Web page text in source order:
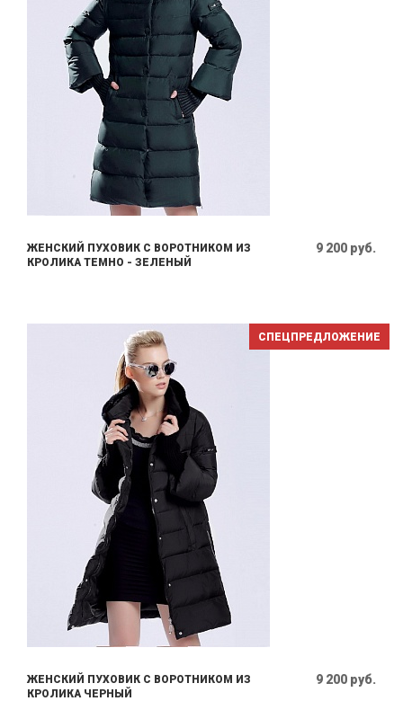
ЖЕНСКИЙ ПУХОВИК С ВОРОТНИКОМ ИЗ
КРОЛИКА ТЕМНО - ЗЕЛЕНЫЙ
9 200 руб.
СПЕЦПРЕДЛОЖЕНИЕ
ЖЕНСКИЙ ПУХОВИК С ВОРОТНИКОМ ИЗ
КРОЛИКА ЧЕРНЫЙ
9 200 руб.